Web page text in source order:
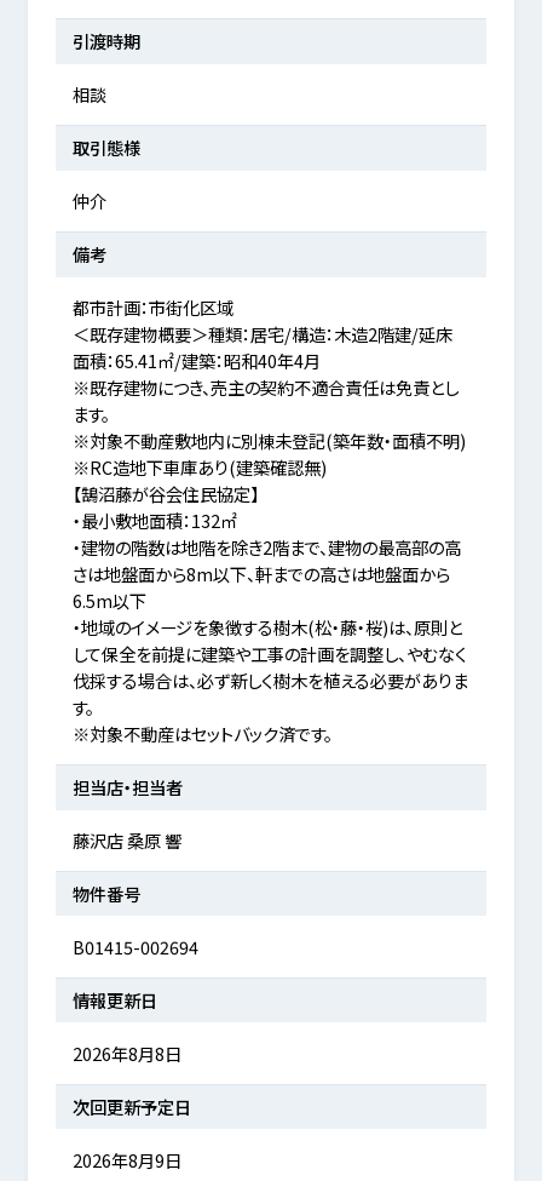
引渡時期
相談
取引態様
仲介
備考
都市計画：市街化区域
＜既存建物概要＞種類：居宅/構造：木造2階建/延床
面積：65.41㎡/建築：昭和40年4月
※既存建物につき、売主の契約不適合責任は免責とし
ます。
※対象不動産敷地内に別棟未登記(築年数・面積不明)
※RC造地下車庫あり(建築確認無)
【鵠沼藤が谷会住民協定】
・最小敷地面積：132㎡
・建物の階数は地階を除き2階まで、建物の最高部の高
さは地盤面から8m以下、軒までの高さは地盤面から
6.5m以下
・地域のイメージを象徴する樹木(松・藤・桜)は、原則と
して保全を前提に建築や工事の計画を調整し、やむなく
伐採する場合は、必ず新しく樹木を植える必要がありま
す。
※対象不動産はセットバック済です。
担当店・担当者
藤沢店 桑原 響
物件番号
B01415-002694
情報更新日
2026年8月8日
次回更新予定日
2026年8月9日